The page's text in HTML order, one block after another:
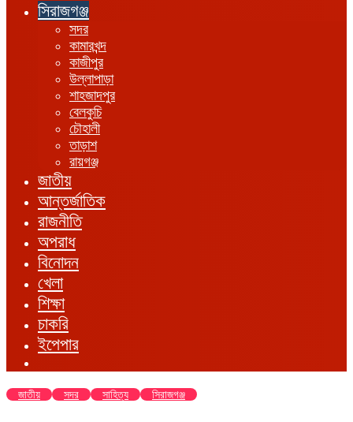
সিরাজগঞ্জ
সদর
কামারখন্দ
কাজীপুর
উল্লাপাড়া
শাহজাদপুর
বেলকুচি
চৌহালী
তাড়াশ
রায়গঞ্জ
জাতীয়
আন্তর্জাতিক
রাজনীতি
অপরাধ
বিনোদন
খেলা
শিক্ষা
চাকরি
ইপেপার
জাতীয় সদর সাহিত্য সিরাজগঞ্জ